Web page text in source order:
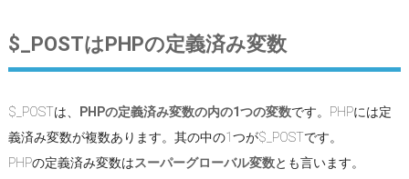
$_POSTはPHPの定義済み変数
$_POSTは、 PHPの定義済み変数の内の1つの変数です。PHPには定
義済み変数が複数あります。其の中の1つが$_POSTです。
PHPの定義済み変数はスーパーグローバル変数とも言います。